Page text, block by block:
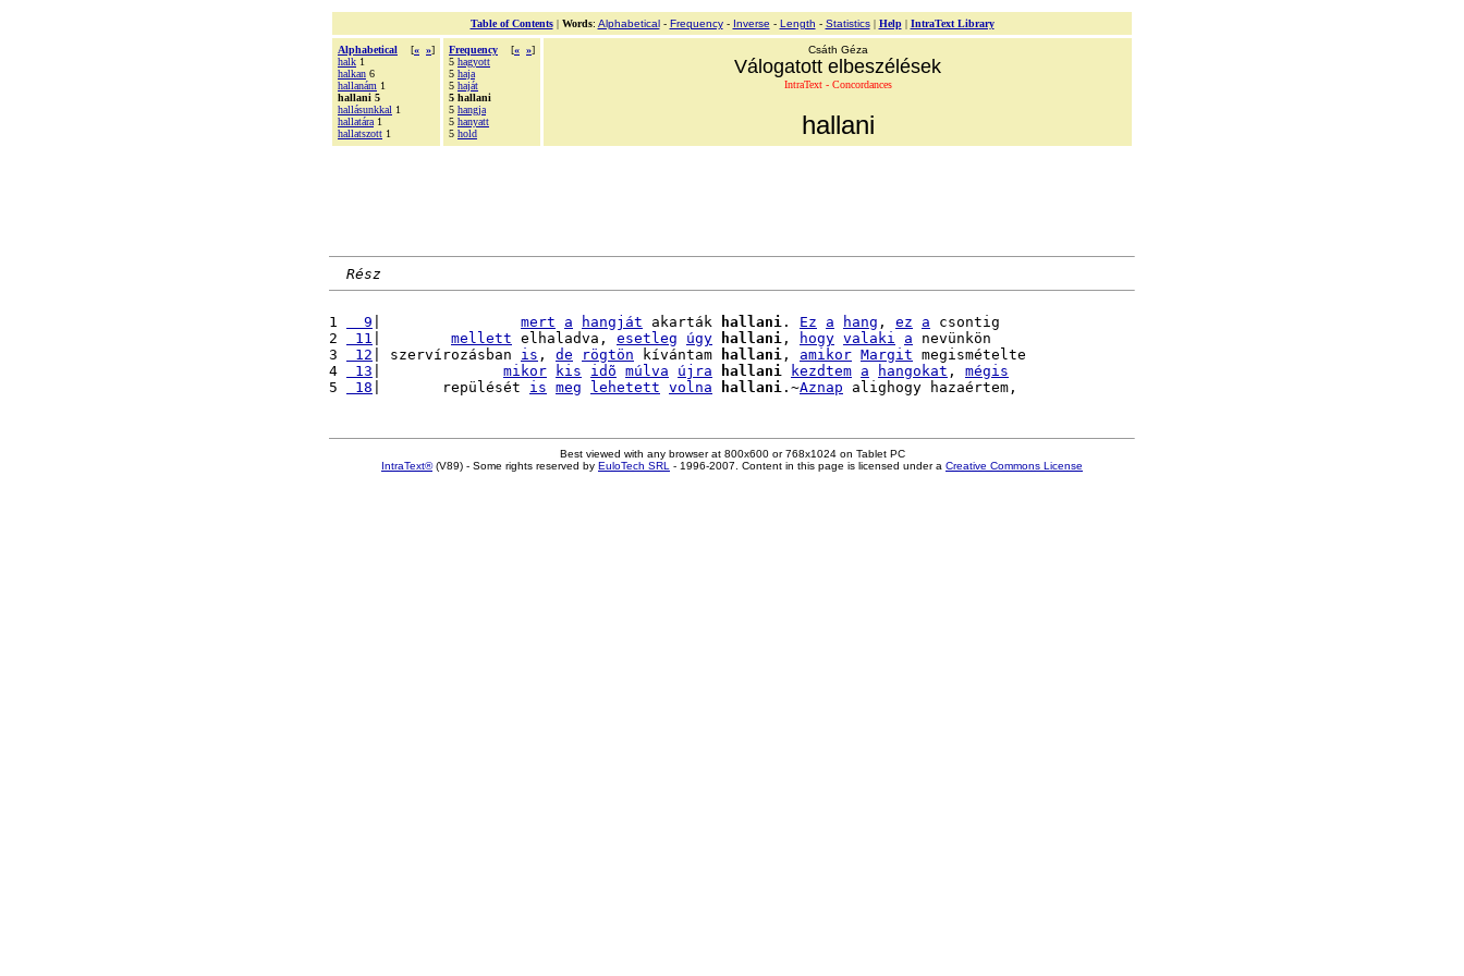
Table of Contents| Words: Alphabetical- Frequency- Inverse - Length - Statistics| Help| IntraText Library
Alphabetical [« »]
halk 1
halkan 6
hallanám 1
hallani 5
hallásunkkal 1
hallatára 1
hallatszott 1
Frequency [« »]
5 hagyott
5 haja
5 haját
5 hallani
5 hangja
5 hanyatt
5 hold
Csáth Géza
Válogatott elbeszélések
IntraText - Concordances
hallani
Rész
1
  9
mert a hangját akarták hallani . Ez a hang , ez a csontig
2
11 mellett elhaladva, esetleg úgy hallani , hogy valaki a nevünkön
3
12 | szervírozásban is , de rögtön kívántam hallani , amikor Margit megismételte
4
13 mikor kis idõ múlva újra hallani kezdtem a hangokat , mégis
5
18 |       repülését is meg lehetett volna hallani .~Aznap
Best viewed with any browser at 800x600 or 768x1024 on Tablet PC
IntraText®(V89) - Some rights reserved by EuloTech SRL - 1996-2007. Content in this page is licensed under a Creative Commons License